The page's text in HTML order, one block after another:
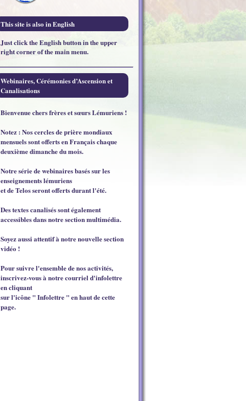
This site is also in English
Just click the English button in the upper
right corner of the main menu.
Webinaires, Cérémonies d’Ascension et
Canalisations
Bienvenue chers frères et sœurs Lémuriens !
Notez : Nos cercles de prière mondiaux
mensuels sont offerts en Français chaque
deuxième dimanche du mois.
Notre série de webinaires basés sur les
enseignements lémuriens
et de Telos seront offerts durant l'été.
Des textes canalisés sont également
accessibles dans notre section multimédia.
Soyez aussi attentif à notre nouvelle section
vidéo !
Pour suivre l'ensemble de nos activités,
inscrivez-vous à notre courriel d'infolettre
en cliquant
sur l'icône " Infolettre " en haut de cette
page.